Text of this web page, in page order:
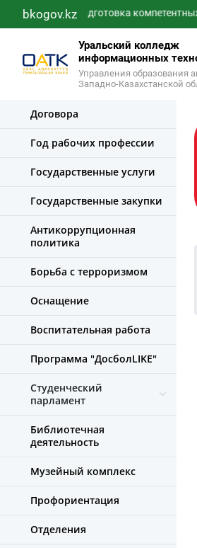
bkogov.kz
Подготовка компетентных,
Уральский колледж
информационных
Управления образования
Западно-Казахстанской
Договора
Год рабочих профессии
Государственные услуги
Государственные закупки
Антикоррупционная
политика
Борьба с терроризмом
Оснащение
Воспитательная работа
Программа "ДосболLIKE"
Студенческий
парламент
Библиотечная
деятельность
Музейный комплекс
Профориентация
Отделения